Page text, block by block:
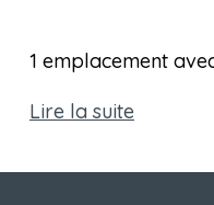
1 emplacement
Lire la suite